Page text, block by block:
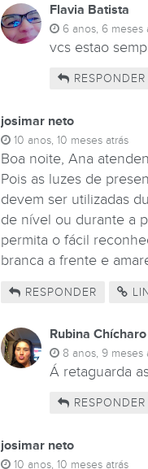
Flavia Batista
6 anos, 6 meses
vcs estao
RESPONDER
josimar neto
10 anos, 10 meses atrás
Boa noite, Ana
Pois as luzes de
devem ser utilizadas
de nível ou durante a
permita o fácil
branca a frente e
RESPONDER
Rubina Chícharo
8 anos, 9 meses
Á retaguarda
RESPONDER
josimar neto
10 anos, 10 meses atrás